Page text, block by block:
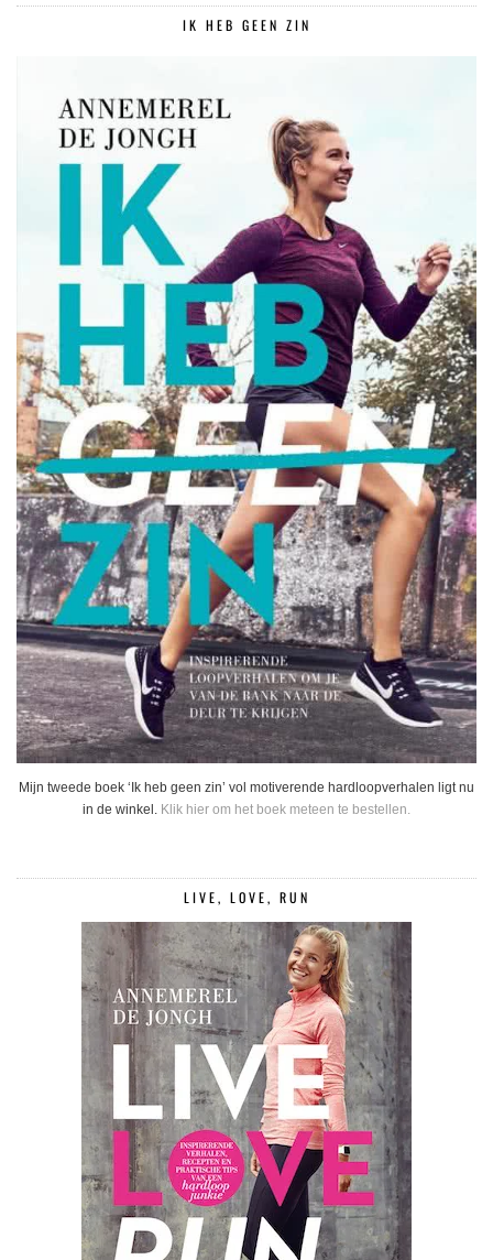
IK HEB GEEN ZIN
Mijn tweede boek ‘Ik heb geen zin’ vol motiverende hardloopverhalen ligt nu
in de winkel. Klik hier om het boek meteen te bestellen.
LIVE, LOVE, RUN